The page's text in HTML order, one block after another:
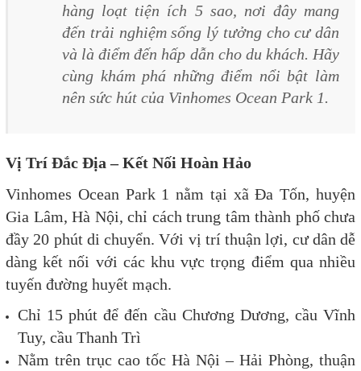
hàng loạt tiện ích 5 sao, nơi đây mang
đến trải nghiệm sống lý tưởng cho cư dân
và là điểm đến hấp dẫn cho du khách. Hãy
cùng khám phá những điểm nổi bật làm
nên sức hút của Vinhomes Ocean Park 1.
Vị Trí Đắc Địa – Kết Nối Hoàn Hảo
Vinhomes Ocean Park 1 nằm tại xã Đa Tốn, huyện
Gia Lâm, Hà Nội, chỉ cách trung tâm thành phố chưa
đầy 20 phút di chuyển. Với vị trí thuận lợi, cư dân dễ
dàng kết nối với các khu vực trọng điểm qua nhiều
tuyến đường huyết mạch.
Chỉ 15 phút để đến cầu Chương Dương, cầu Vĩnh
Tuy, cầu Thanh Trì
Nằm trên trục cao tốc Hà Nội – Hải Phòng, thuận